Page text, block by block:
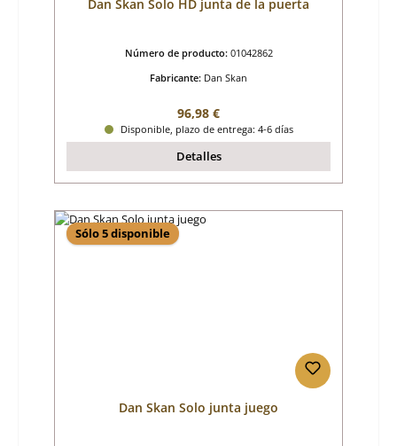
Dan Skan Solo HD junta de la puerta
Número de producto: 01042862
Fabricante: Dan Skan
Precio normal:
96,98 €
Disponible, plazo de entrega: 4-6 días
Detalles
Sólo 5 disponible
Dan Skan Solo junta juego